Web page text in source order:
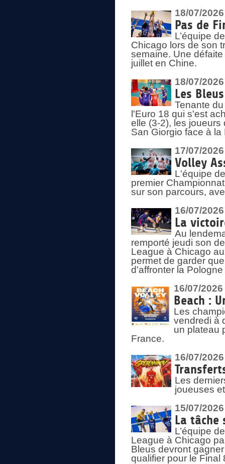
18/07/2026
Pas de
L’équipe
Chicago lors de son
semaine. Une
juillet en Chine.
18/07/2026
Les
Tenante
l'Euro 18 qui s'est
elle (3-2), les
San Giorgio face à la
17/07/2026
Volley
L'équipe
premier
sur son parcours,
16/07/2026
La
Au
remporté jeudi son
League à Chicago
permet de garder
d'affronter la
16/07/2026
Beach :
Les
vendredi à
un plateau
France.
16/07/2026
Les
joueuses
15/07/2026
La tâche
L’équipe
League à Chicago
Bleus devront
qualifier pour le Final